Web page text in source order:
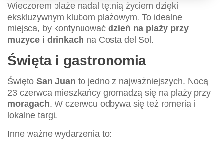
Wieczorem plaże nadal tętnią życiem dzięki
ekskluzywnym klubom plażowym. To idealne
miejsca, by kontynuować dzień na plaży przy
muzyce i drinkach na Costa del Sol.
Święta i gastronomia
Święto San Juan to jedno z najważniejszych. Nocą
23 czerwca mieszkańcy gromadzą się na plaży przy
moragach. W czerwcu odbywa się też romeria i
lokalne targi.
Inne ważne wydarzenia to: